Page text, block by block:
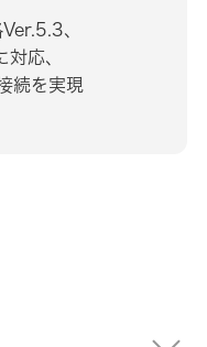
、
対応、
続を実現